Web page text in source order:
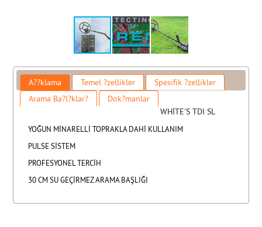
A??klama Temel ?zellikler
Spesifik ?zellikler
Arama Ba?l?klar?
Dok?manlar
WHİTE'S TDI SL
YOĞUN MİNARELLİ TOPRAKLA DAHİ KULLANIM
PULSE SİSTEM
PROFESYONEL TERCİH
30 CM SU GEÇİRMEZ ARAMA BAŞLIĞI